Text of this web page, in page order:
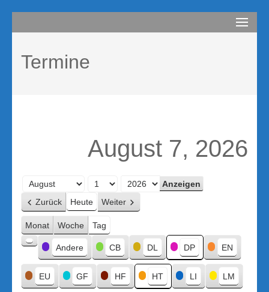
Inhalt
(Enter
drücken)
compurem
Termine
August 7, 2026
Monat
Tag
Jahr
Zurück Heute Weiter
Monat Woche Tag
Kategorien
Kategorie
ohne
Titel
Andere CB DL DP EN
EU GF HF HT LI LM